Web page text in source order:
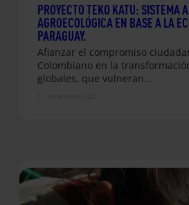
PROYECTO TEKO KATU: SISTEMA
AGROECOLÓGICA EN BASE A LA
PARAGUAY.
Afianzar el compromiso
Colombiano en la
globales, que vulneran…